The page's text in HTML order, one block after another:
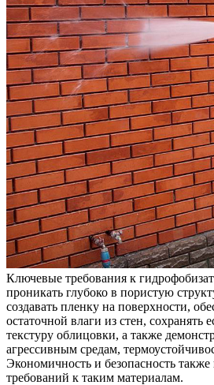
Ключевые требования к
проникать глубоко в пористую
создавать пленку на поверхности,
остаточной влаги из стен, сохранять
текстуру облицовки, а также
агрессивным средам,
Экономичность и безопасность также
требований к таким материалам.